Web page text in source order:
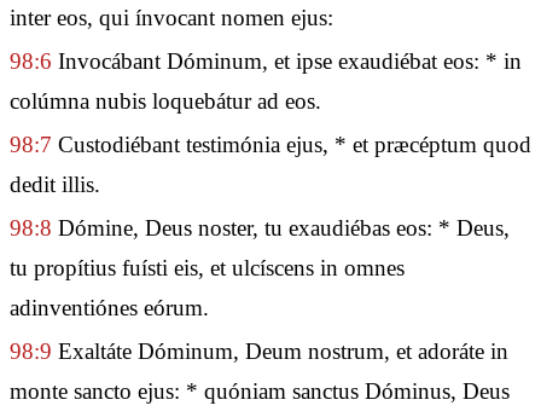
inter eos, qui ínvocant nomen ejus:
98:6 Invocábant Dóminum, et ipse exaudiébat eos: * in
colúmna nubis loquebátur ad eos.
98:7 Custodiébant testimónia ejus, * et præcéptum quod
dedit illis.
98:8 Dómine, Deus noster, tu exaudiébas eos: * Deus,
tu propítius fuísti eis, et ulcíscens in omnes
adinventiónes eórum.
98:9 Exaltáte Dóminum, Deum nostrum, et adoráte in
monte sancto ejus: * quóniam sanctus Dóminus, Deus